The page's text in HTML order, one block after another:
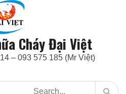
Cháy Đại Việt
– 093 575 185 (Mr Việt)